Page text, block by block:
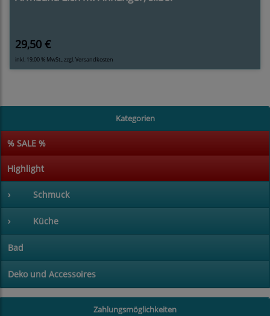
Kategorien
% SALE %
Highlight
› Schmuck
› Küche
Bad
Deko und Accessoires
Zahlungsmöglichkeiten
29,50 €
inkl. 19,00 % MwSt., zzgl.Versandkosten